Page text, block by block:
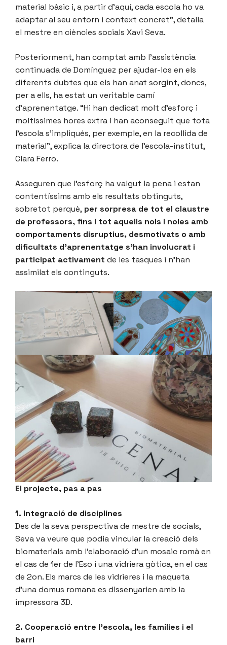
material bàsic i, a partir d’aquí, cada escola ho va
adaptar al seu entorn i context concret”, detalla
el mestre en ciències socials Xavi Seva.
Posteriorment, han comptat amb l’assistència
continuada de Domínguez per ajudar-los en els
diferents dubtes que els han anat sorgint, doncs,
per a ells, ha estat un veritable camí
d’aprenentatge. “Hi han dedicat molt d’esforç i
moltíssimes hores extra i han aconseguit que tota
l’escola s’impliqués, per exemple, en la recollida de
material”, explica la directora de l’escola-institut,
Clara Ferro.
Asseguren que l’esforç ha valgut la pena i estan
contentíssims amb els resultats obtinguts,
sobretot perquè, per sorpresa de tot el claustre
de professors, fins i tot aquells nois i noies amb
comportaments disruptius, desmotivats o amb
dificultats d’aprenentatge s’han involucrat i
participat activament de les tasques i n’han
assimilat els continguts.
El projecte, pas a pas
1. Integració de disciplines
Des de la seva perspectiva de mestre de socials,
Seva va veure que podia vincular la creació dels
biomaterials amb l’elaboració d’un mosaic romà en
el cas de 1er de l’Eso i una vidriera gòtica, en el cas
de 2on. Els marcs de les vidrieres i la maqueta
d’una domus romana es dissenyarien amb la
impressora 3D.
2. Cooperació entre l’escola, les famílies i el
barri